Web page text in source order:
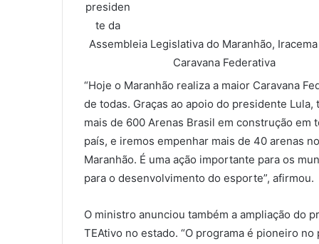
presiden
te da
Assembleia Legislativa do Maranhão, Iracema
Caravana Federativa
“Hoje o Maranhão realiza a maior Caravana
de todas. Graças ao apoio do presidente Lula,
mais de 600 Arenas Brasil em construção em
país, e iremos empenhar mais de 40 arenas no
Maranhão. É uma ação importante para os
para o desenvolvimento do esporte”, afirmou.
O ministro anunciou também a ampliação do
TEAtivo no estado. “O programa é pioneiro